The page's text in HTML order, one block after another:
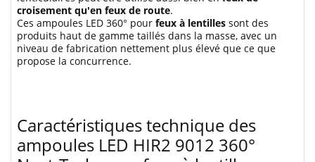
croisement qu'en feux de route.
Ces ampoules LED 360° pour feux à lentilles sont des
produits haut de gamme taillés dans la masse, avec un
niveau de fabrication nettement plus élevé que ce que
propose la concurrence.
Caractéristiques technique des
ampoules LED HIR2 9012 360°